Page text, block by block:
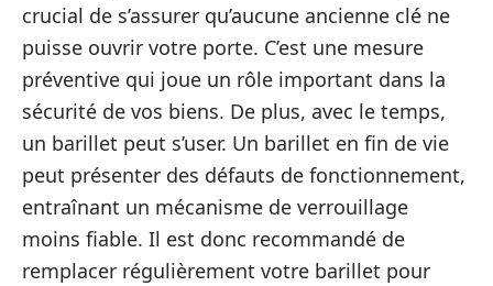
crucial de s’assurer qu’aucune ancienne clé ne
puisse ouvrir votre porte. C’est une mesure
préventive qui joue un rôle important dans la
sécurité de vos biens. De plus, avec le temps,
un barillet peut s’user. Un barillet en fin de vie
peut présenter des défauts de fonctionnement,
entraînant un mécanisme de verrouillage
moins fiable. Il est donc recommandé de
remplacer régulièrement votre barillet pour